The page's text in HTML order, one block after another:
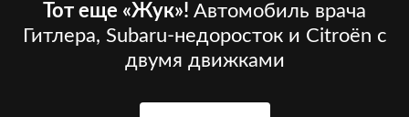
Тот еще «Жук»! Автомобиль врача
Гитлера, Subaru-недоросток и Citroёn с
двумя движками